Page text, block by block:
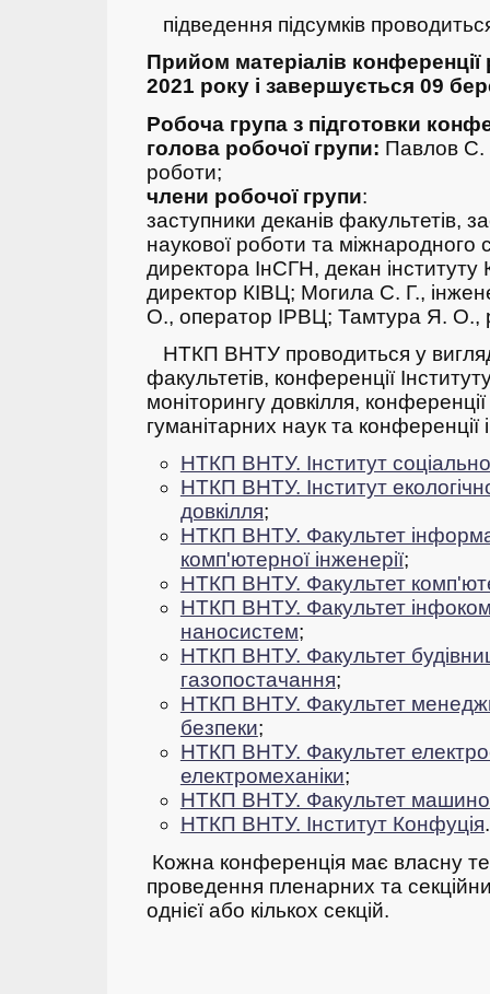
підведення підсумків
Прийом матеріалів конференції
2021 року і завершується 09
Робоча група з підготовки
голова робочої групи: Павлов С.
роботи;
члени робочої групи:
заступники деканів факультетів,
наукової роботи та міжнародного
директора ІнСГН, декан
директор КІВЦ; Могила С. Г.,
О., оператор ІРВЦ;Тамтура Я. О.,
НТКП ВНТУ проводиться у
факультетів, конференції
моніторингу довкілля,
гуманітарних наук та
НТКП ВНТУ. Інститут
НТКП ВНТУ. Інститут
довкілля;
НТКП ВНТУ. Факультет
комп'ютерної інженерії;
НТКП ВНТУ. Факультет
НТКП ВНТУ. Факультет
наносистем;
НТКП ВНТУ. Факультет
газопостачання;
НТКП ВНТУ. Факультет
безпеки;
НТКП ВНТУ. Факультет
електромеханіки;
НТКП ВНТУ. Факультет
НТКП ВНТУ. Інститут Конфуція.
Кожна конференція має власну
проведення пленарних та
однієї або кількох секцій.